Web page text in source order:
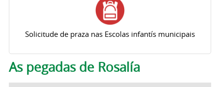
Solicitude de praza nas Escolas infantís municipais
Pestanas principais
As pegadas de Rosalía